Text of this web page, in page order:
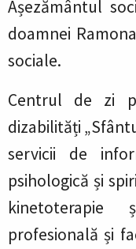
Așezământul
doamnei
sociale.
Centrul de zi
dizabilități
servicii de
psihologică și
kinetoterapie
profesională și